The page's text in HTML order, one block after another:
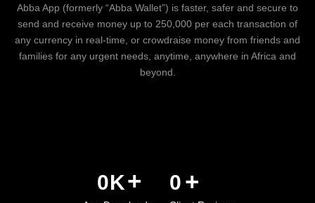
Abba App (formerly “Abba Wallet”) is faster, safer and secure to
send and receive money up to 250,000 per each transaction of
any currency in real-time, or crowdraise money from friends and
families for any urgent needs, anytime, anywhere in Africa and
beyond.
0K+ 0 +